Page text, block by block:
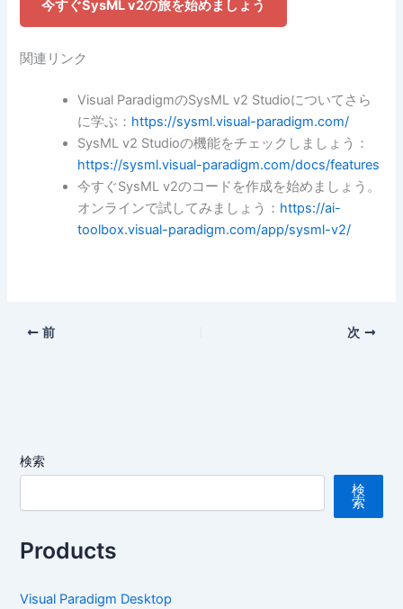
今すぐSysML v2の旅を始めましょう
関連リンク
Visual ParadigmのSysML v2 Studioについてさら
に学ぶ： https://sysml.visual-paradigm.com/
SysML v2 Studioの機能をチェックしましょう：
https://sysml.visual-paradigm.com/docs/features
今すぐSysML v2のコードを作成を始めましょう。
オンラインで試してみましょう： https://ai-
toolbox.visual-paradigm.com/app/sysml-v2/
前 次
検索
検
索
Products
Visual Paradigm Desktop